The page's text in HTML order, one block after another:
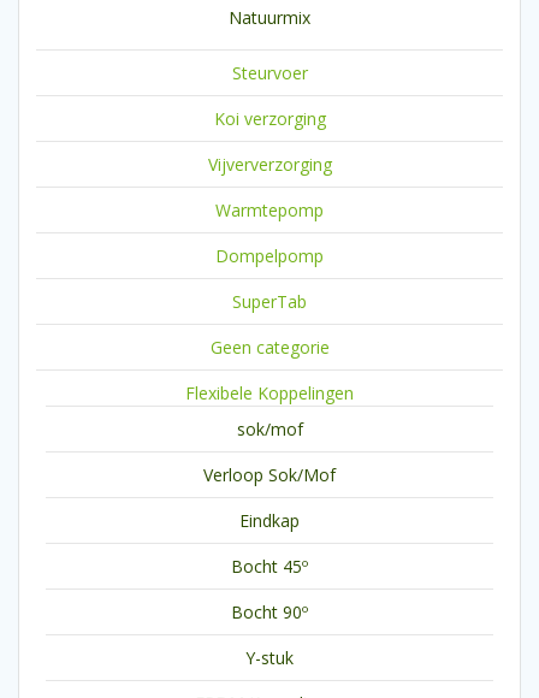
Natuurmix
Steurvoer
Koi verzorging
Vijververzorging
Warmtepomp
Dompelpomp
SuperTab
Geen categorie
Flexibele Koppelingen
sok/mof
Verloop Sok/Mof
Eindkap
Bocht 45º
Bocht 90º
Y-stuk